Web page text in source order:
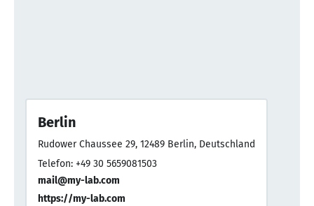
Berlin
Rudower Chaussee 29, 12489 Berlin, Deutschland
Telefon: +49 30 5659081503
mail@my-lab.com
https://my-lab.com